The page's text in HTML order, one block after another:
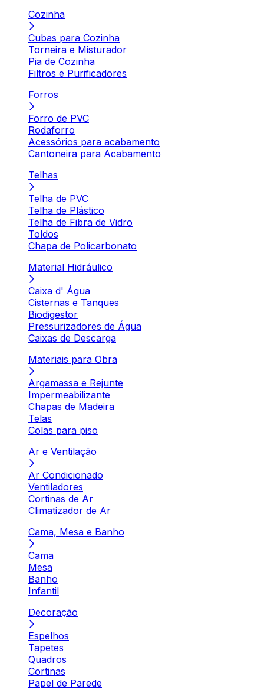
Cozinha
Cubas para Cozinha
Torneira e Misturador
Pia de Cozinha
Filtros e Purificadores
Forros
Forro de PVC
Rodaforro
Acessórios para acabamento
Cantoneira para Acabamento
Telhas
Telha de PVC
Telha de Plástico
Telha de Fibra de Vidro
Toldos
Chapa de Policarbonato
Material Hidráulico
Caixa d' Água
Cisternas e Tanques
Biodigestor
Pressurizadores de Água
Caixas de Descarga
Materiais para Obra
Argamassa e Rejunte
Impermeabilizante
Chapas de Madeira
Telas
Colas para piso
Ar e Ventilação
Ar Condicionado
Ventiladores
Cortinas de Ar
Climatizador de Ar
Cama, Mesa e Banho
Cama
Mesa
Banho
Infantil
Decoração
Espelhos
Tapetes
Quadros
Cortinas
Papel de Parede